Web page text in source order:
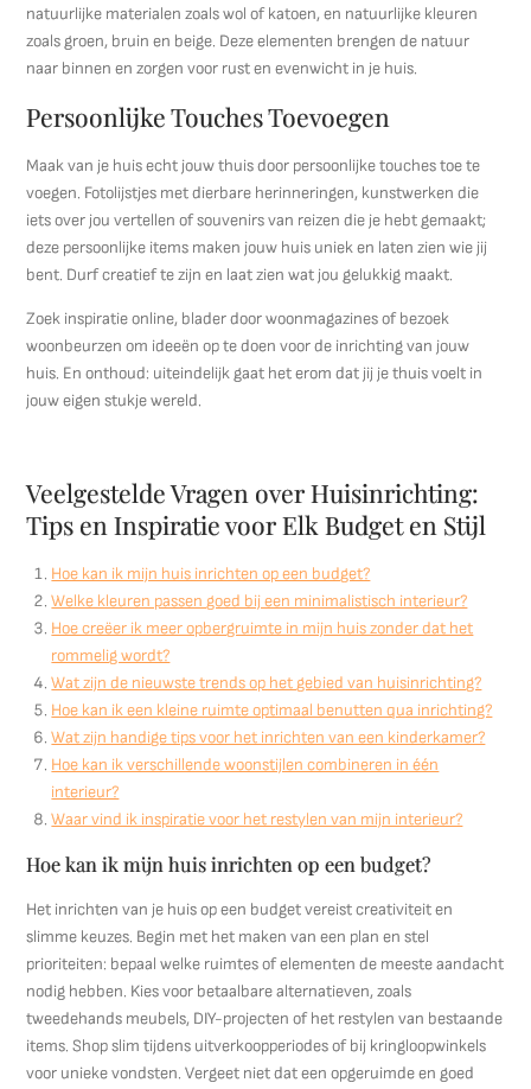
natuurlijke materialen zoals wol of katoen, en natuurlijke kleuren
zoals groen, bruin en beige. Deze elementen brengen de natuur
naar binnen en zorgen voor rust en evenwicht in je huis.
Persoonlijke Touches Toevoegen
Maak van je huis echt jouw thuis door persoonlijke touches toe te
voegen. Fotolijstjes met dierbare herinneringen, kunstwerken die
iets over jou vertellen of souvenirs van reizen die je hebt gemaakt;
deze persoonlijke items maken jouw huis uniek en laten zien wie jij
bent. Durf creatief te zijn en laat zien wat jou gelukkig maakt.
Zoek inspiratie online, blader door woonmagazines of bezoek
woonbeurzen om ideeën op te doen voor de inrichting van jouw
huis. En onthoud: uiteindelijk gaat het erom dat jij je thuis voelt in
jouw eigen stukje wereld.
Veelgestelde Vragen over Huisinrichting:
Tips en Inspiratie voor Elk Budget en Stijl
Hoe kan ik mijn huis inrichten op een budget?
Welke kleuren passen goed bij een minimalistisch interieur?
Hoe creëer ik meer opbergruimte in mijn huis zonder dat het
rommelig wordt?
Wat zijn de nieuwste trends op het gebied van huisinrichting?
Hoe kan ik een kleine ruimte optimaal benutten qua inrichting?
Wat zijn handige tips voor het inrichten van een kinderkamer?
Hoe kan ik verschillende woonstijlen combineren in één
interieur?
Waar vind ik inspiratie voor het restylen van mijn interieur?
Hoe kan ik mijn huis inrichten op een budget?
Het inrichten van je huis op een budget vereist creativiteit en
slimme keuzes. Begin met het maken van een plan en stel
prioriteiten: bepaal welke ruimtes of elementen de meeste aandacht
nodig hebben. Kies voor betaalbare alternatieven, zoals
tweedehands meubels, DIY-projecten of het restylen van bestaande
items. Shop slim tijdens uitverkoopperiodes of bij kringloopwinkels
voor unieke vondsten. Vergeet niet dat een opgeruimde en goed